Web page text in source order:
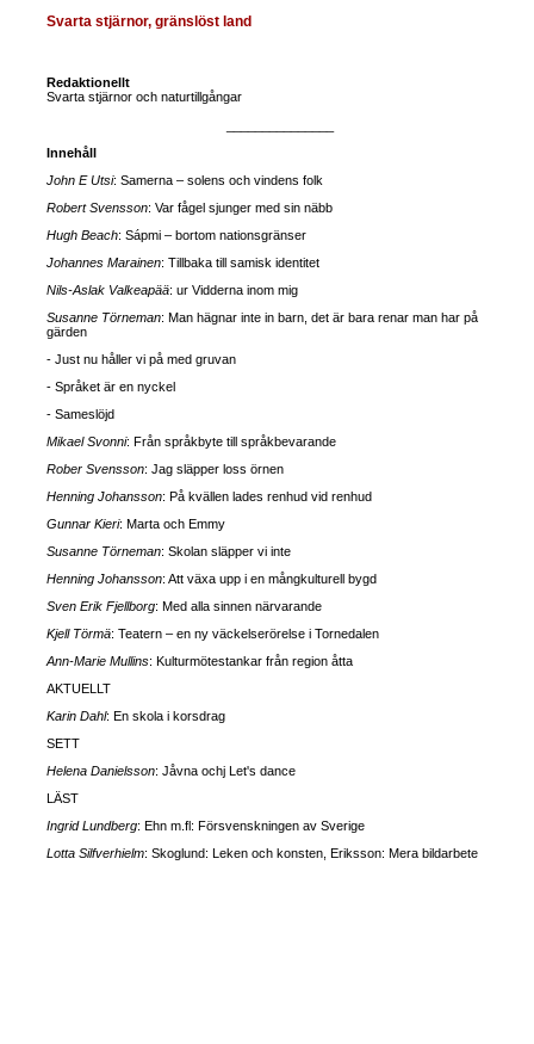
Svarta stjärnor, gränslöst land
Redaktionellt
Svarta stjärnor och naturtillgångar
Innehåll
John E Utsi: Samerna – solens och vindens folk
Robert Svensson: Var fågel sjunger med sin näbb
Hugh Beach: Sápmi – bortom nationsgränser
Johannes Marainen: Tillbaka till samisk identitet
Nils-Aslak Valkeapää: ur Vidderna inom mig
Susanne Törneman: Man hägnar inte in barn, det är bara renar man har på
gärden
- Just nu håller vi på med gruvan
- Språket är en nyckel
- Sameslöjd
Mikael Svonni: Från språkbyte till språkbevarande
Rober Svensson: Jag släpper loss örnen
Henning Johansson: På kvällen lades renhud vid renhud
Gunnar Kieri: Marta och Emmy
Susanne Törneman: Skolan släpper vi inte
Henning Johansson: Att växa upp i en mångkulturell bygd
Sven Erik Fjellborg: Med alla sinnen närvarande
Kjell Törmä: Teatern – en ny väckelserörelse i Tornedalen
Ann-Marie Mullins: Kulturmötestankar från region åtta
AKTUELLT
Karin Dahl: En skola i korsdrag
SETT
Helena Danielsson: Jåvna ochj Let's dance
LÄST
Ingrid Lundberg: Ehn m.fl: Försvenskningen av Sverige
Lotta Silfverhielm: Skoglund: Leken och konsten, Eriksson: Mera bildarbete